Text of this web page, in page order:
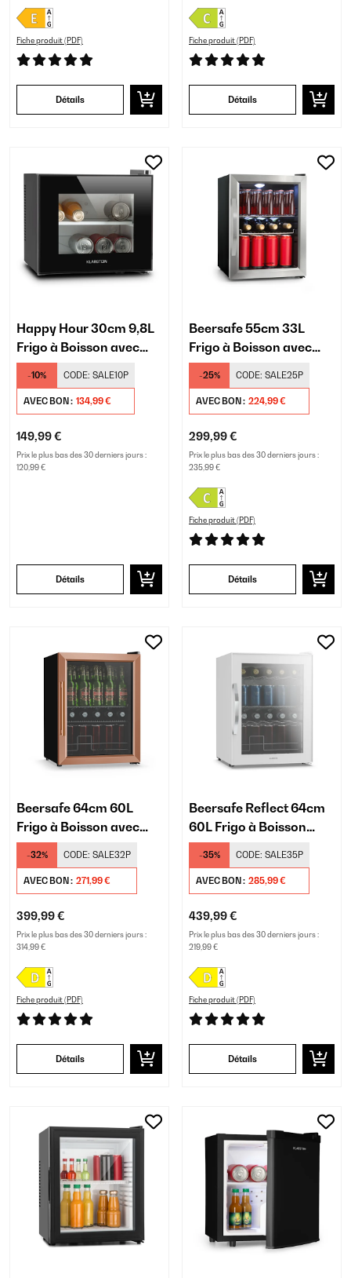
Fiche produit (PDF)
Détails
Fiche produit (PDF)
Détails
Happy Hour 30cm 9,8L
Frigo à Boisson avec
Porte Vitrée Noir
-10% CODE: SALE10P
AVEC BON : 134,99 €
149,99 €
Prix le plus bas des 30 derniers jours :
120,99 €
Détails
Beersafe 55cm 33L
Frigo à Boisson avec
Porte Vitrée
Noir/Argent
-25% CODE: SALE25P
AVEC BON : 224,99 €
299,99 €
Prix le plus bas des 30 derniers jours :
235,99 €
Fiche produit (PDF)
Détails
Beersafe 64cm 60L
Frigo à Boisson avec
Porte Vitrée Cuivre
-32% CODE: SALE32P
AVEC BON : 271,99 €
399,99 €
Prix le plus bas des 30 derniers jours :
314,99 €
Fiche produit (PDF)
Détails
Beersafe Reflect 64cm
60L Frigo à Boisson
avec Porte Vitrée Blanc
-35% CODE: SALE35P
AVEC BON : 285,99 €
439,99 €
Prix le plus bas des 30 derniers jours :
219,99 €
Fiche produit (PDF)
Détails